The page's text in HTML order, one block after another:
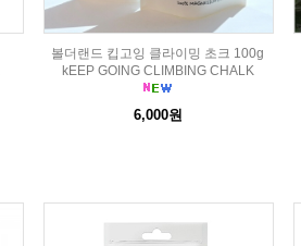
볼더랜드 킵고잉 클라이밍 초크 100g
kEEP GOING CLIMBING CHALK
6,000원